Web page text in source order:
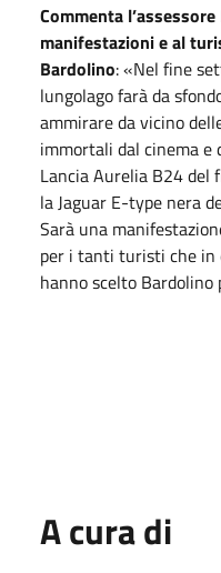
Commenta
manifestazioni e al
Bardolino: «Nel fine
lungolago farà da
ammirare da vicino
immortali dal cinema e
Lancia Aurelia B24 del
la Jaguar E-type nera
Sarà una
per i tanti turisti che in
hanno scelto Bardolino
A cura di